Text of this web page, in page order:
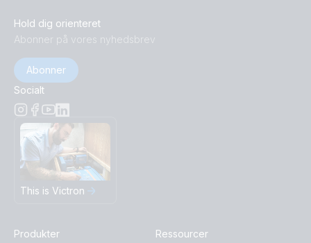
Hold dig orienteret
Abonner på vores nyhedsbrev
Abonner
Socialt
This is Victron
Produkter
Ressourcer